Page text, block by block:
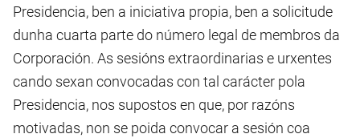
Presidencia, ben a iniciativa propia, ben a solicitude
dunha cuarta parte do número legal de membros da
Corporación. As sesións extraordinarias e urxentes
cando sexan convocadas con tal carácter pola
Presidencia, nos supostos en que, por razóns
motivadas, non se poida convocar a sesión coa